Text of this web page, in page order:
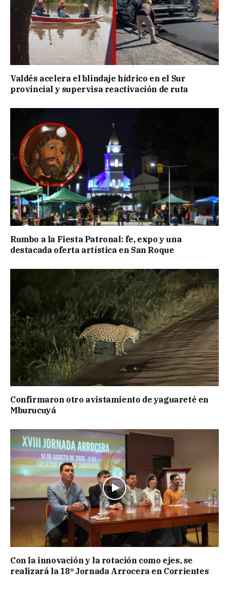
Valdés acelera el blindaje hídrico en el Sur
provincial y supervisa reactivación de ruta
Rumbo a la Fiesta Patronal: fe, expo y una
destacada oferta artística en San Roque
Confirmaron otro avistamiento de yaguareté en
Mburucuyá
Con la innovación y la rotación como ejes, se
realizará la 18º Jornada Arrocera en Corrientes